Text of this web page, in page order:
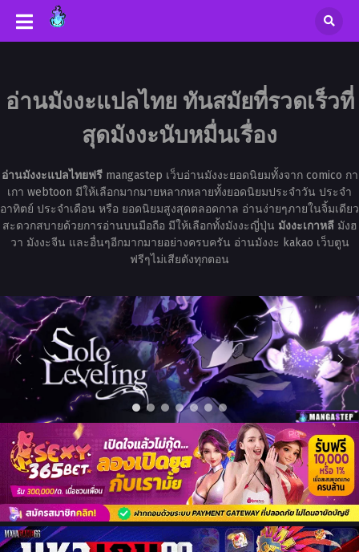
อ่านมังงะแปลไทย ทันสมัยที่รวดเร็วที่
สุดมังงะนับหมื่นเรื่อง
อ่านมังงะแปลไทยฟรีmangastep เว็บอ่านมังงะยอดนิยมทั้งจาก comico กา
เกา webtoon มีให้เลือกมากมายหลากหลายทั้งยอดนิยมประจำวัน ประจำ
อาทิตย์ ประจำเดือน หรือ ยอดนิยมสูงสุดตลอดกาล อ่านง่ายๆภายในจิ้มเดียว
สะดวกสบายด้วยการอ่านบนมือถือ มีให้เลือกทั้งมังงะญี่ปุ่น มังงะเกาหลีมังฮ
วา มังงะจีน และอื่นๆอีกมากมายอย่างครบครัน อ่านมังงะ kakao เว็บตูน
ฟรีๆไม่เสียตังทุกตอน